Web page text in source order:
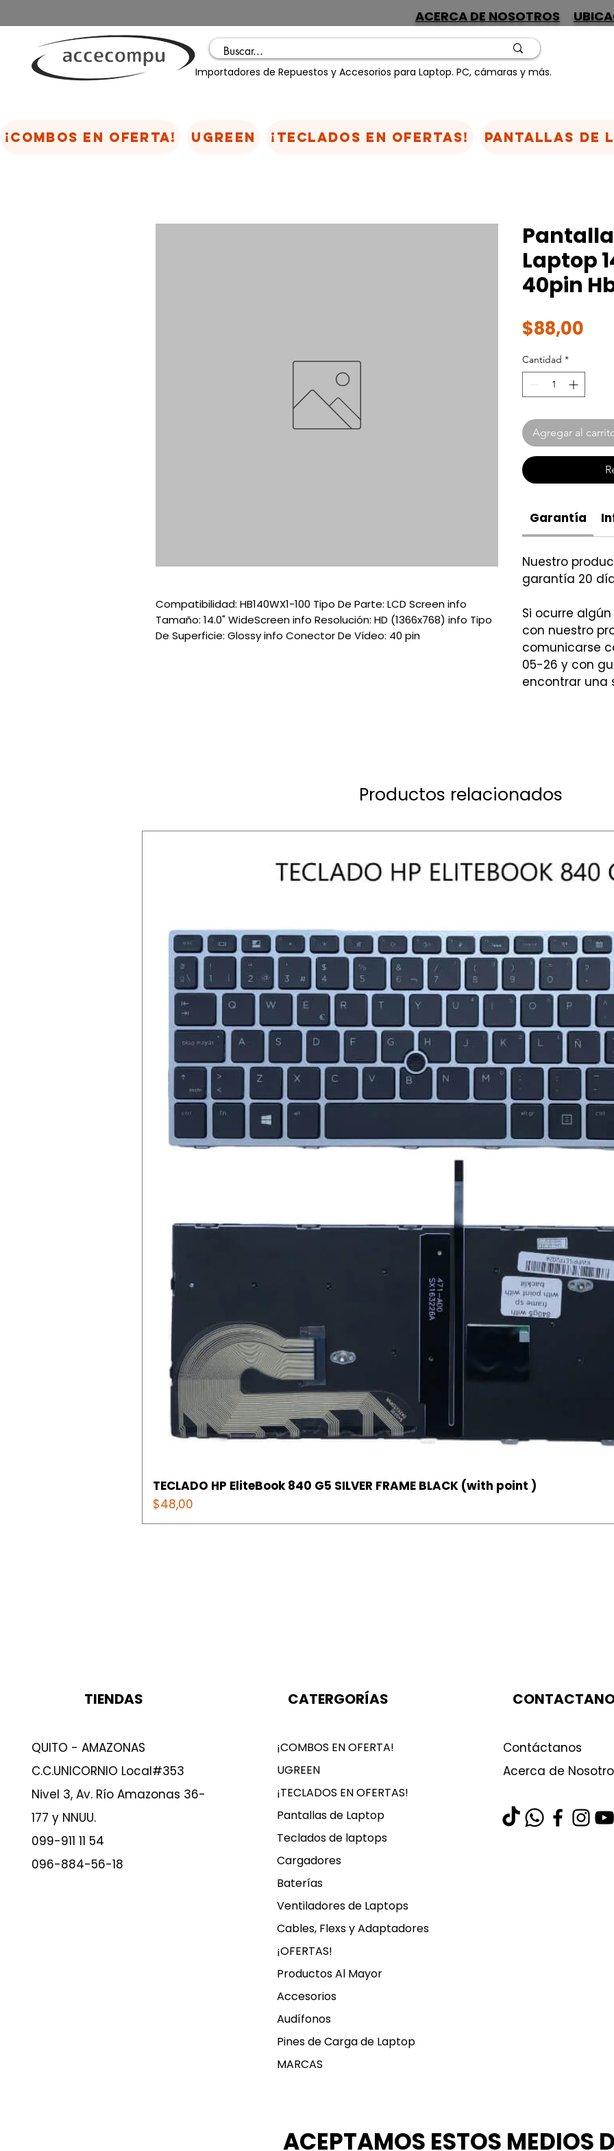
ACERCA DE NOSOTROS
Importadores de Repuestos y Accesorios para Laptop. PC, cámaras y más.
Compatibilidad: HB140WX1-100 Tipo De Parte: LCD Screen info
Tamaño: 14.0" WideScreen info Resolución: HD (1366x768) info Tipo
De Superficie: Glossy info Conector De Vídeo: 40 pin
Laptop
40pin
$88,00
Cantidad *
Agregar al
Garantía
Nuestro
garantía 20
Si ocurre
con nuestro
comunicarse
05-26 y con
encontrar una
Productos relacionados
TECLADO HP EliteBook 840 G5 SILVER FRAME BLACK (with point )
Precio
$48,00
¡COMBOS EN OFERTA! UGREEN ¡TECLADOS EN OFERTAS! Pantallas de
TIENDAS
QUITO - AMAZONAS
C.C.UNICORNIO Local#353
Nivel 3, Av. Río Amazonas 36-
177 y NNUU.
099-911 11 54
096-884-56-18
CATERGORÍAS
¡COMBOS EN OFERTA!
UGREEN
¡TECLADOS EN OFERTAS!
Pantallas de Laptop
Teclados de laptops
Cargadores
Baterías
Ventiladores de Laptops
Cables, Flexs y Adaptadores
¡OFERTAS!
Productos Al Mayor
Accesorios
Audífonos
Pines de Carga de Laptop
MARCAS
Contáctanos
Acerca de
ACEPTAMOS ESTOS MEDIOS